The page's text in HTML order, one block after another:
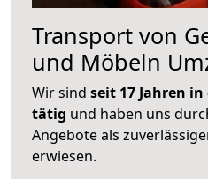
Transport von
und Möbeln
Wir sind seit 17 Jahren
tätig und haben uns
Angebote als
erwiesen.